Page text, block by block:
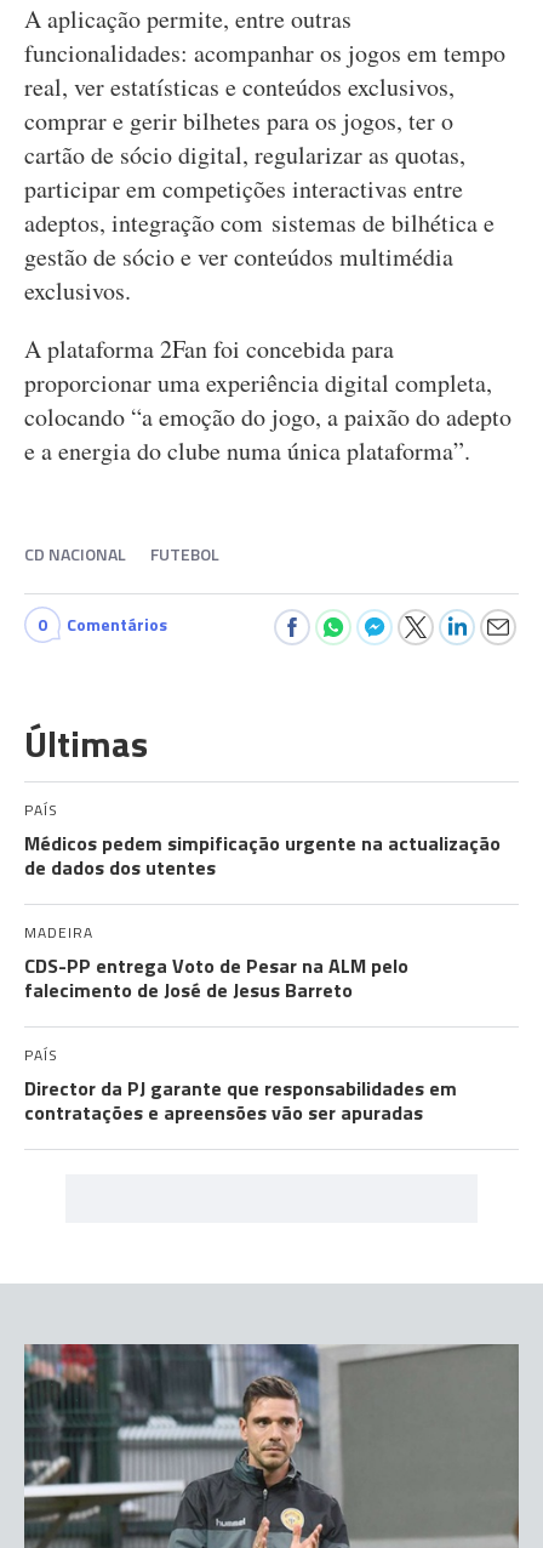
A aplicação permite, entre outras
funcionalidades: acompanhar os jogos em tempo
real, ver estatísticas e conteúdos exclusivos,
comprar e gerir bilhetes para os jogos, ter o
cartão de sócio digital, regularizar as quotas,
participar em competições interactivas entre
adeptos, integração com sistemas de bilhética e
gestão de sócio e ver conteúdos multimédia
exclusivos.
A plataforma 2Fan foi concebida para
proporcionar uma experiência digital completa,
colocando “a emoção do jogo, a paixão do adepto
e a energia do clube numa única plataforma”.
CD NACIONAL FUTEBOL
0 Comentários
Últimas
PAÍS
Médicos pedem simpificação urgente na actualização
de dados dos utentes
MADEIRA
CDS-PP entrega Voto de Pesar na ALM pelo
falecimento de José de Jesus Barreto
PAÍS
Director da PJ garante que responsabilidades em
contratações e apreensões vão ser apuradas